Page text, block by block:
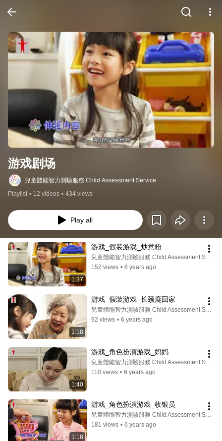
游戏剧场
兒童體能智力測驗服務 Child Assessment Service
Playlist • 12 videos • 434 views
Play all
1:37
游戏_假装游戏_炒意粉
兒童體能智力測驗服務 Child Assessment Service
152 views • 6 years ago
1:18
游戏_假装游戏_长颈鹿回家
兒童體能智力測驗服務 Child Assessment Service
92 views • 6 years ago
1:40
游戏_角色扮演游戏_妈妈
兒童體能智力測驗服務 Child Assessment Service
110 views • 6 years ago
1:18
游戏_角色扮演游戏_收银员
兒童體能智力測驗服務 Child Assessment Service
181 views • 6 years ago